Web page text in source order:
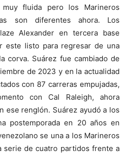
fluida pero los Marineros
son diferentes ahora. Los
Alexander en tercera base
este listo para regresar de una
corva. Suárez fue cambiado de
de 2023 y en la actualidad
con 87 carreras empujadas,
con Cal Raleigh, ahora
ese renglón. Suárez ayudó a los
postemporada en 20 años en
se una a los Marineros
serie de cuatro partidos frente a